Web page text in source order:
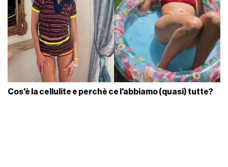
Cos'è la cellulite e perchè ce l'abbiamo (quasi) tutte?